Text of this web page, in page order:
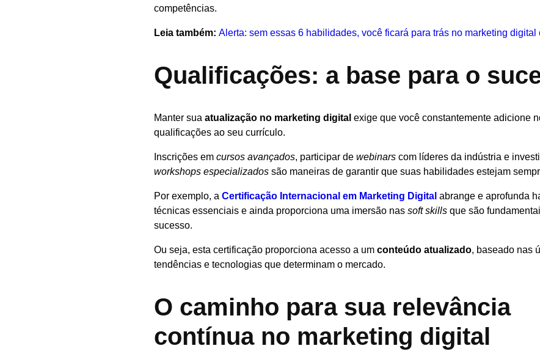
competências.
Leia também: Alerta: sem essas 6 habilidades, você ficará para trás no marketing digital
Qualificações: a base para o
Manter sua atualização no marketing digital exige que você constantemente adicione
qualificações ao seu currículo.
Inscrições em cursos avançados, participar de webinars com líderes da indústria e
workshops especializados são maneiras de garantir que suas habilidades estejam
Por exemplo, a Certificação Internacional em Marketing Digital abrange e aprofunda
técnicas essenciais e ainda proporciona uma imersão nas soft skillsque são
sucesso.
Ou seja, esta certificação proporciona acesso a um conteúdo atualizado, baseado nas
tendências e tecnologias que determinam o mercado.
O caminho para sua relevância
contínua no marketing digital